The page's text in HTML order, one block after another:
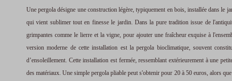
Une pergola désigne une construction légère, typiquement en bois, installée dans le
qui vient sublimer tout en finesse le jardin. Dans la pure tradition issue de
grimpantes comme le lierre et la vigne, pour ajouter une fraîcheur exquise à
version moderne de cette installation est la pergola bioclimatique, souvent
d’ensoleillement. Cette installation est fermée, ressemblant extérieurement à une
des matériaux. Une simple pergola pliable peut s'obtenir pour 20 à 50 euros, alors